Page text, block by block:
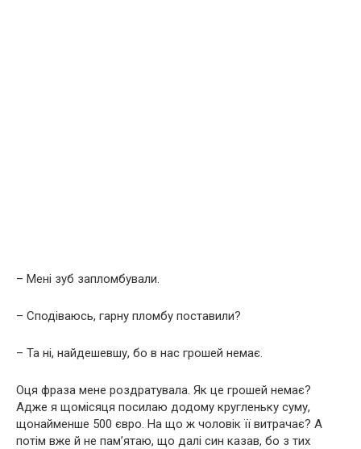
– Менi зуб запломбували.
– Сподiваюсь, гарну пломбу поставили?
– Та нi, найдешевшу, бо в нас грошей немає.
Оця фраза мене роздратувала. Як це грошей немає?
Адже я щомiсяця посилаю додому кругленьку суму,
щонайменше 500 євро. На що ж чоловiк її витрачає? А
потiм вже й не пам’ятаю, що далi син казав, бо з тих